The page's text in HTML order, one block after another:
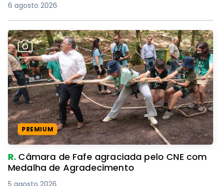
6 agosto 2026
PREMIUM
R. Câmara de Fafe agraciada pelo CNE com
Medalha de Agradecimento